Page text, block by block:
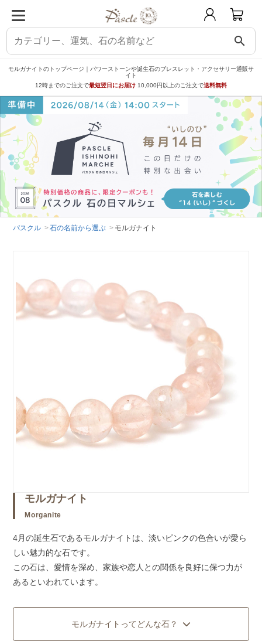
search
モルガナイトのトップページ｜パワーストーンや誕生石のブレスレット・アクセサリー通販サ
イト
12時までのご注文で最短翌日にお届け 10,000円以上のご注文で送料無料
パスクル 石の名前から選ぶ モルガナイト
モルガナイト
Morganite
4月の誕生石であるモルガナイトは、淡いピンクの色合いが愛ら
しい魅力的な石です。
この石は、愛情を深め、家族や恋人との関係を良好に保つ力が
あるといわれています。
モルガナイトってどんな石？